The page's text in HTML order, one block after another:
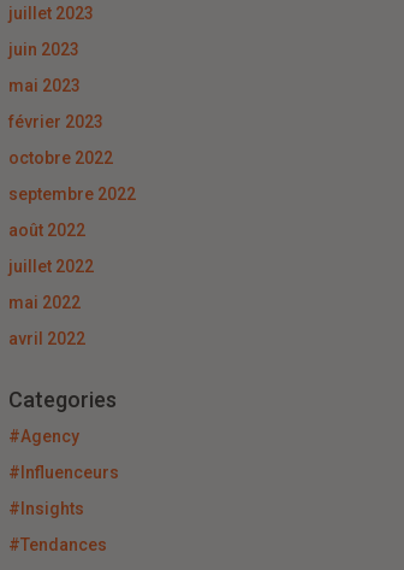
juillet 2023
juin 2023
mai 2023
février 2023
octobre 2022
septembre 2022
août 2022
juillet 2022
mai 2022
avril 2022
Categories
#Agency
#Influenceurs
#Insights
#Tendances